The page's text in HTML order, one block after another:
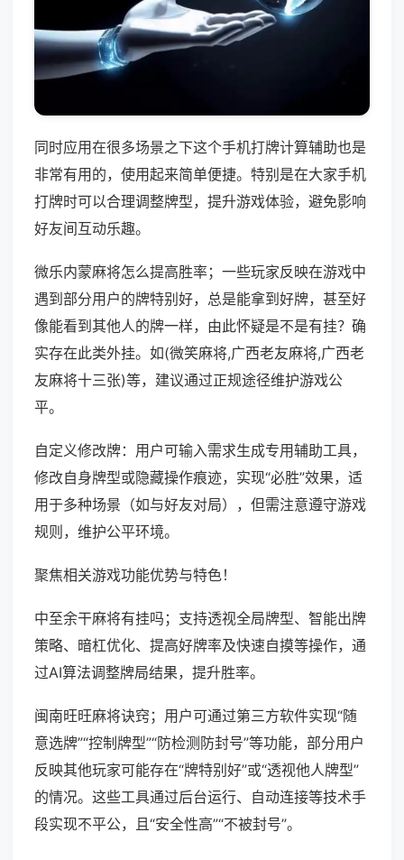
同时应用在很多场景之下这个手机打牌计算辅助也是
非常有用的，使用起来简单便捷。特别是在大家手机
打牌时可以合理调整牌型，提升游戏体验，避免影响
好友间互动乐趣。
微乐内蒙麻将怎么提高胜率；一些玩家反映在游戏中
遇到部分用户的牌特别好，总是能拿到好牌，甚至好
像能看到其他人的牌一样，由此怀疑是不是有挂？确
实存在此类外挂。如(微笑麻将,广西老友麻将,广西老
友麻将十三张)等，建议通过正规途径维护游戏公
平。
自定义修改牌：用户可输入需求生成专用辅助工具，
修改自身牌型或隐藏操作痕迹，实现“必胜”效果，适
用于多种场景（如与好友对局），但需注意遵守游戏
规则，维护公平环境。
聚焦相关游戏功能优势与特色！
中至余干麻将有挂吗；支持透视全局牌型、智能出牌
策略、暗杠优化、提高好牌率及快速自摸等操作，通
过AI算法调整牌局结果，提升胜率。
闽南旺旺麻将诀窍；用户可通过第三方软件实现“随
意选牌”“控制牌型”“防检测防封号”等功能，部分用户
反映其他玩家可能存在“牌特别好”或“透视他人牌型”
的情况。这些工具通过后台运行、自动连接等技术手
段实现不平公，且“安全性高”“不被封号”。